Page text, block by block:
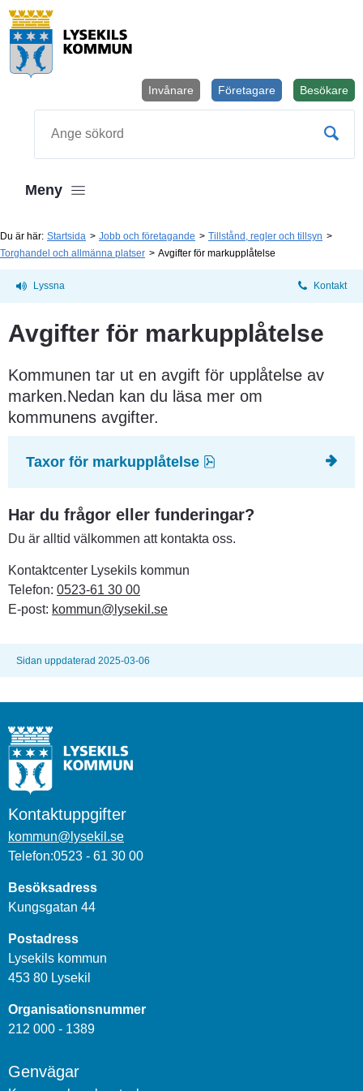
Besökare
Företagare
Invånare
Meny
Du är här: Startsida Jobb och företagande
Tillstånd, regler och tillsyn
Torghandel och allmänna platser
Avgifter för markupplåtelse
Lyssna Kontakt
Avgifter för markupplåtelse
Kommunen tar ut en avgift för upplåtelse av
marken.Nedan kan du läsa mer om
kommunens avgifter.
Taxor för markupplåtelse
Har du frågor eller funderingar?
Du är alltid välkommen att kontakta oss.
Kontaktcenter Lysekils kommun
Telefon: 0523-61 30 00
E-post: kommun@lysekil.se
Sidan uppdaterad 2025-03-06
Kontaktuppgifter
kommun@lysekil.se
Telefon:0523 - 61 30 00
Besöksadress
Kungsgatan 44
Postadress
Lysekils kommun
453 80 Lysekil
Organisationsnummer
212 000 - 1389
Genvägar